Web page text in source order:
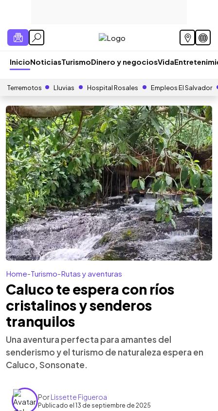
InicioNoticiasTurismoDinero y negociosVida
Terremotos Lluvias Hospital Rosales Empleos El Salvador
Home-Turismo-Rutas y aventuras
Caluco te espera con ríos
cristalinos y senderos
tranquilos
Una aventura perfecta para amantes del
senderismo y el turismo de naturaleza espera en
Caluco, Sonsonate.
PorLissette Figueroa
Publicado el 13 de septiembre de 2025